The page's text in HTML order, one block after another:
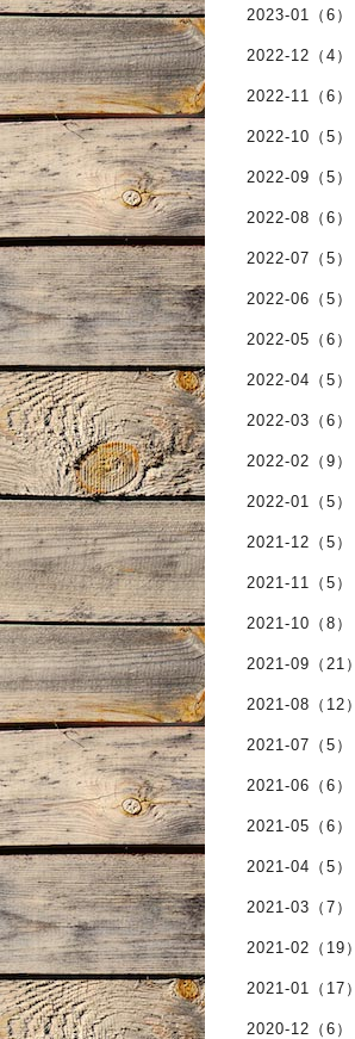
2023-01（6）
2022-12（4）
2022-11（6）
2022-10（5）
2022-09（5）
2022-08（6）
2022-07（5）
2022-06（5）
2022-05（6）
2022-04（5）
2022-03（6）
2022-02（9）
2022-01（5）
2021-12（5）
2021-11（5）
2021-10（8）
2021-09（21）
2021-08（12）
2021-07（5）
2021-06（6）
2021-05（6）
2021-04（5）
2021-03（7）
2021-02（19）
2021-01（17）
2020-12（6）